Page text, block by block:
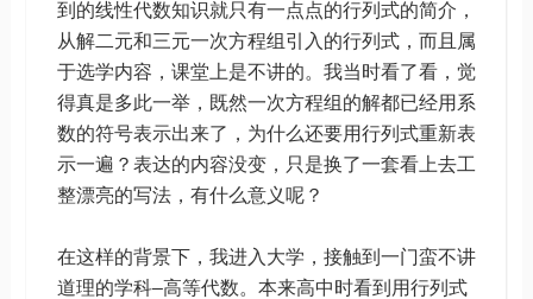
到的线性代数知识就只有一点点的行列式的简介，
从解二元和三元一次方程组引入的行列式，而且属
于选学内容，课堂上是不讲的。我当时看了看，觉
得真是多此一举，既然一次方程组的解都已经用系
数的符号表示出来了，为什么还要用行列式重新表
示一遍？表达的内容没变，只是换了一套看上去工
整漂亮的写法，有什么意义呢？
在这样的背景下，我进入大学，接触到一门蛮不讲
道理的学科–高等代数。本来高中时看到用行列式